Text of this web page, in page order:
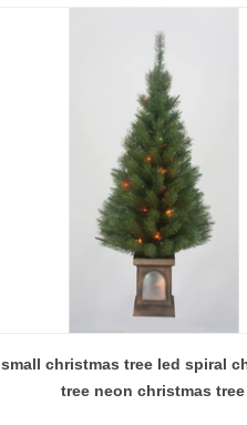
small christmas tree led spiral
tree neon christmas tree